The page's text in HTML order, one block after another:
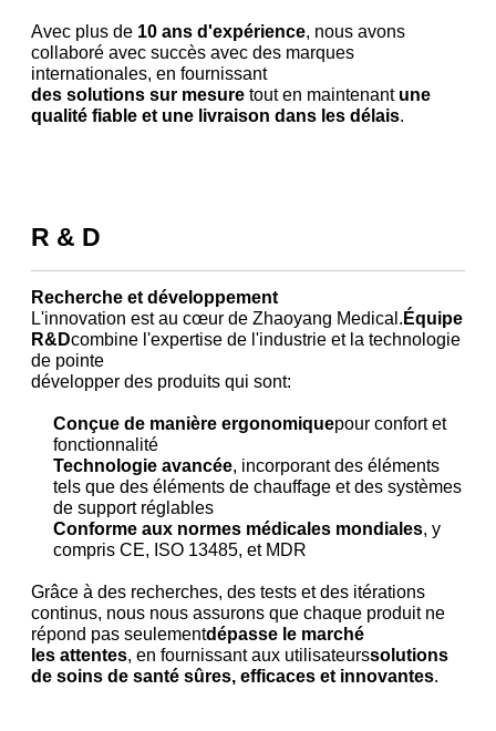
Avec plus de 10 ans d'expérience, nous avons
collaboré avec succès avec des marques
internationales, en fournissant
des solutions sur mesuretout en maintenant une
qualité fiable et une livraison dans les délais.
R & D
Recherche et développement
L'innovation est au cœur de Zhaoyang Medical.Équipe
R&Dcombine l'expertise de l'industrie et la technologie
de pointe
développer des produits qui sont:
Conçue de manière ergonomiquepour confort et
fonctionnalité
Technologie avancée, incorporant des éléments
tels que des éléments de chauffage et des systèmes
de support réglables
Conforme aux normes médicales mondiales, y
compris CE, ISO 13485, et MDR
Grâce à des recherches, des tests et des itérations
continus, nous nous assurons que chaque produit ne
répond pas seulementdépasse le marché
les attentes, en fournissant aux utilisateurssolutions
de soins de santé sûres, efficaces et innovantes.